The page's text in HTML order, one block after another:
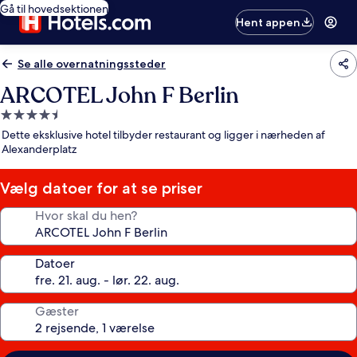
Gå til hovedsektionen
Hent appen
Se alle overnatningssteder
ARCOTEL John F Berlin
4.5-
stjernet
overnatningssted
Dette eksklusive hotel tilbyder restaurant og ligger i nærheden af
Alexanderplatz
Vælg datoer for at se priser
Hvor skal du hen?
Datoer
Gæster